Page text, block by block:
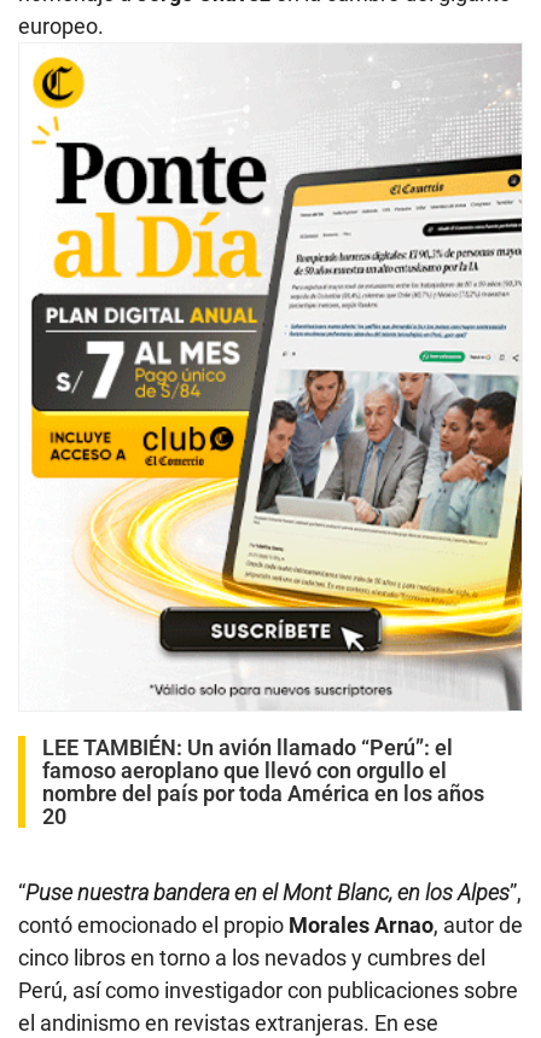
europeo.
LEE TAMBIÉN: Un avión llamado “Perú”: el
famoso aeroplano que llevó con orgullo el
nombre del país por toda América en los años
20
“Puse nuestra bandera en el Mont Blanc, en los Alpes”,
contó emocionado el propio Morales Arnao, autor de
cinco libros en torno a los nevados y cumbres del
Perú, así como investigador con publicaciones sobre
el andinismo en revistas extranjeras. En ese